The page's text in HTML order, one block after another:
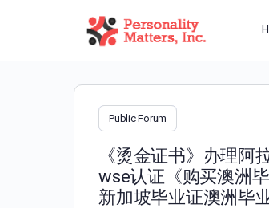
Public Forum
《烫金证书》办理阿
wse认证《购买澳洲
新加坡毕业证澳洲毕